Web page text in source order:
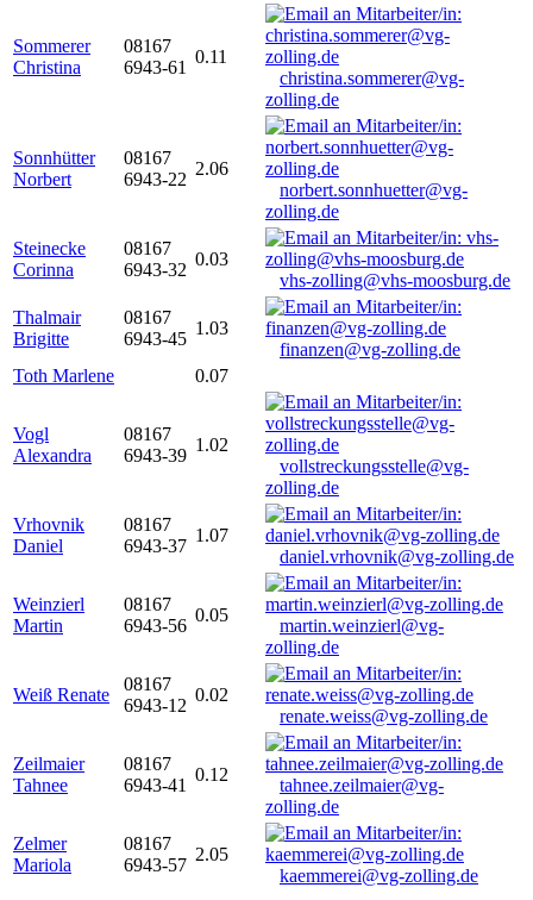
Sommerer
Christina
08167
6943-61
0.11
christina.sommerer@vg-
zolling.de
Sonnhütter
Norbert
08167
6943-22
2.06
norbert.sonnhuetter@vg-
zolling.de
Steinecke
Corinna
08167
6943-32
0.03
vhs-zolling@vhs-moosburg.de
Thalmair
Brigitte
08167
6943-45
1.03
finanzen@vg-zolling.de
Toth Marlene
0.07
Vogl
Alexandra
08167
6943-39
1.02
vollstreckungsstelle@vg-
zolling.de
Vrhovnik
Daniel
08167
6943-37
1.07
daniel.vrhovnik@vg-zolling.de
Weinzierl
Martin
08167
6943-56
0.05
martin.weinzierl@vg-
zolling.de
Weiß Renate
08167
6943-12
0.02
renate.weiss@vg-zolling.de
Zeilmaier
Tahnee
08167
6943-41
0.12
tahnee.zeilmaier@vg-
zolling.de
Zelmer
Mariola
08167
6943-57
2.05
kaemmerei@vg-zolling.de